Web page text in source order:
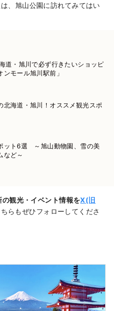
、旭山公園に訪れてみてはい
道・旭川で必ず行きたいショッピ
モール旭川駅前」
北海道・旭川！オススメ観光スポ
ット6選 ～旭山動物園、雪の美
など～
の観光・イベント情報をX(旧
らもぜひフォローしてくださ